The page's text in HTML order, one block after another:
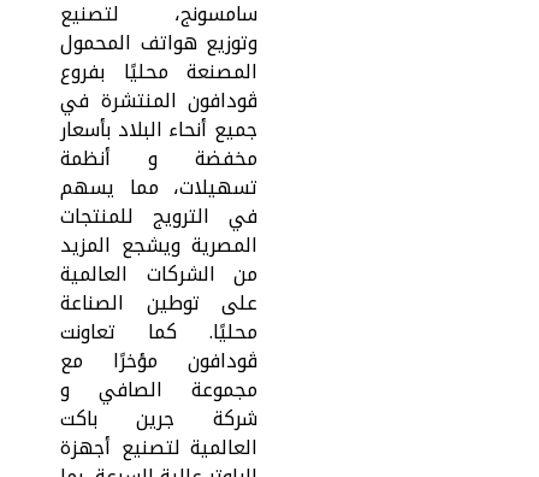
سامسونج، لتصنيع
وتوزيع هواتف المحمول
المصنعة محليًا بفروع
ڤودافون المنتشرة في
جميع أنحاء البلاد بأسعار
مخفضة و أنظمة
تسهيلات، مما يسهم
في الترويج للمنتجات
المصرية ويشجع المزيد
من الشركات العالمية
على توطين الصناعة
محليًا. كما تعاونت
ڤودافون مؤخرًا مع
مجموعة الصافي و
شركة جرين باكت
العالمية لتصنيع أجهزة